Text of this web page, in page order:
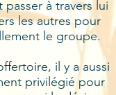
passer à travers lui
les autres pour
le groupe.
il y a aussi
privilégié pour